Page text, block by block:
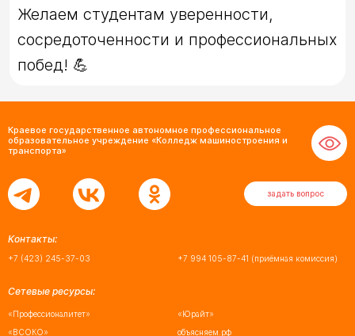
Желаем студентам уверенности,
сосредоточенности и профессиональных
побед! 💪
Краевое государственное автономное профессиональное
образовательное учреждение «Колледж машиностроения и
транспорта»
задать вопрос
Контакты:
+7 (423) 245-37-03 +7 994 105-87-41 (приёмная комиссия)
Сетевые ресурсы:
«Профессионалитет»
«Юрайт»
«ВСОКО»
объясняем.рф